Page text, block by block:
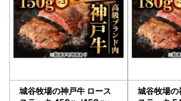
城谷牧場の神戸牛 ロース
城谷牧場の